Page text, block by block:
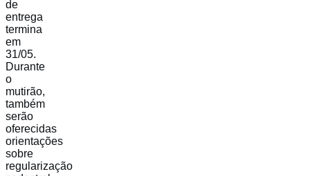
de
entrega
termina
em
31/05.
Durante
o
mutirão,
também
serão
oferecidas
orientações
sobre
regularização